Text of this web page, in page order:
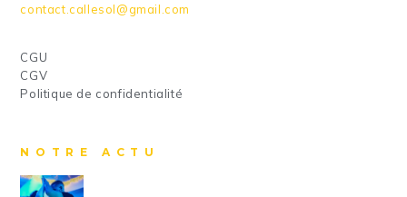
contact.callesol@gmail.com
CGU
CGV
Politique de confidentialité
NOTRE ACTU